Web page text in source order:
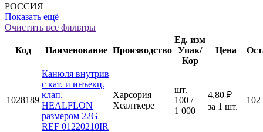
РОССИЯ
Показать ещё
Очистить все фильтры
Код Наименование Производство
Ед. изм
Упак/
Кор
Цена
1028189
Канюля внутрив
с кат. и инъекц.
клап.
HEALFLON
размером 22G
REF 01220210IR
Харсория
Хеалткере
шт.
100 /
1 000
4,80 ₽
за 1 шт.
102